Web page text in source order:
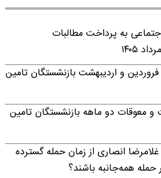
به پرداخت مطالبات
و اردیبهشت بازنشستگان تامین
و معوقات دو ماهه بازنشستگان تامین
انصاری از زمان حمله گسترده
حمله همه‌جانبه باشند؟